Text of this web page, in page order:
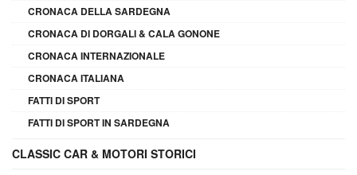
CRONACA DELLA SARDEGNA
CRONACA DI DORGALI & CALA GONONE
CRONACA INTERNAZIONALE
CRONACA ITALIANA
FATTI DI SPORT
FATTI DI SPORT IN SARDEGNA
CLASSIC CAR & MOTORI STORICI